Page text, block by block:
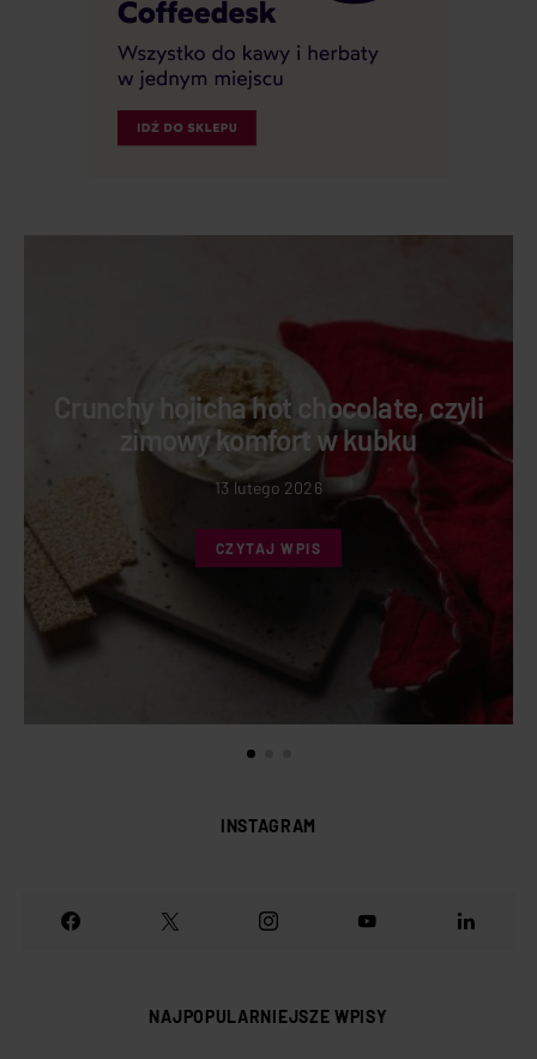
Crunchy hojicha hot chocolate, czyli
zimowy komfort w kubku
13 lutego 2026
CZYTAJ WPIS
INSTAGRAM
NAJPOPULARNIEJSZE WPISY